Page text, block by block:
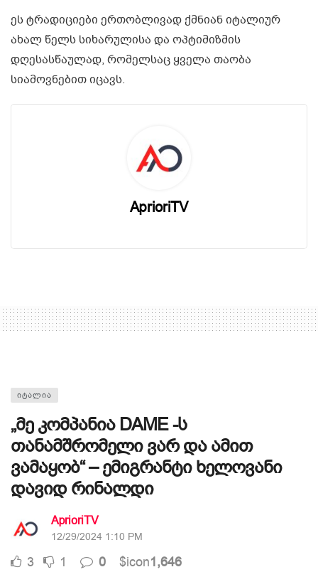
ეს ტრადიციები ერთობლივად ქმნიან იტალიურ
ახალ წელს სიხარულისა და ოპტიმიზმის
დღესასწაულად, რომელსაც ყველა თაობა
სიამოვნებით იცავს.
AprioriTV
ᲘᲢᲐᲚᲘᲐ
„მე კომპანია DAME -ს
თანამშრომელი ვარ და ამით
ვამაყობ“ – ემიგრანტი ხელოვანი
დავიდ რინალდი
AprioriTV
12/29/2024 1:10 PM
3 1 0 $icon1,646